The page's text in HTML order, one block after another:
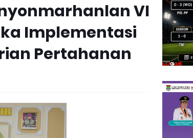
VI
Implementasi
Pertahanan